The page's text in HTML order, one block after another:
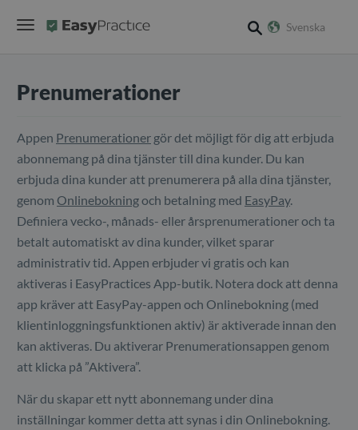
Svenska
Prenumerationer
Appen Prenumerationer gör det möjligt för dig att erbjuda
abonnemang på dina tjänster till dina kunder. Du kan
erbjuda dina kunder att prenumerera på alla dina tjänster,
genom Onlinebokningoch betalning med EasyPay.
Definiera vecko-, månads- eller årsprenumerationer och ta
betalt automatiskt av dina kunder, vilket sparar
administrativ tid. Appen erbjuder vi gratis och kan
aktiveras i EasyPractices App-butik. Notera dock att denna
app kräver att EasyPay-appen och Onlinebokning (med
klientinloggningsfunktionen aktiv) är aktiverade innan den
kan aktiveras. Du aktiverar Prenumerationsappen genom
att klicka på ”Aktivera”.
När du skapar ett nytt abonnemang under dina
inställningar kommer detta att synas i din Onlinebokning.